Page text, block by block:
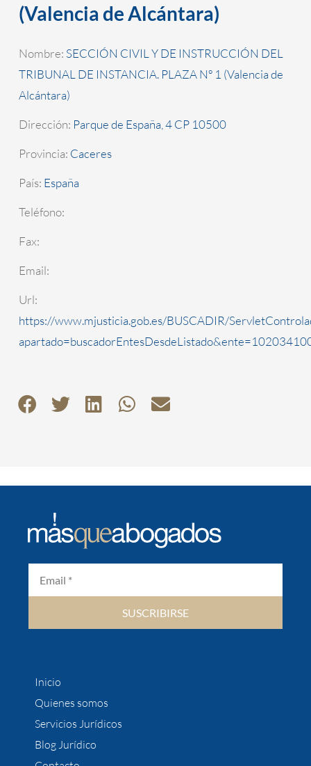
(Valencia de Alcántara)
Nombre: SECCIÓN CIVIL Y DE INSTRUCCIÓN DEL
TRIBUNAL DE INSTANCIA. PLAZA Nº 1 (Valencia de
Alcántara)
Dirección: Parque de España, 4 CP 10500
Provincia: Caceres
País: España
Teléfono:
Fax:
Email:
Url:
https://www.mjusticia.gob.es/BUSCADIR/
SUSCRIBIRSE
Inicio
Quienes somos
Servicios Jurídicos
Blog Jurídico